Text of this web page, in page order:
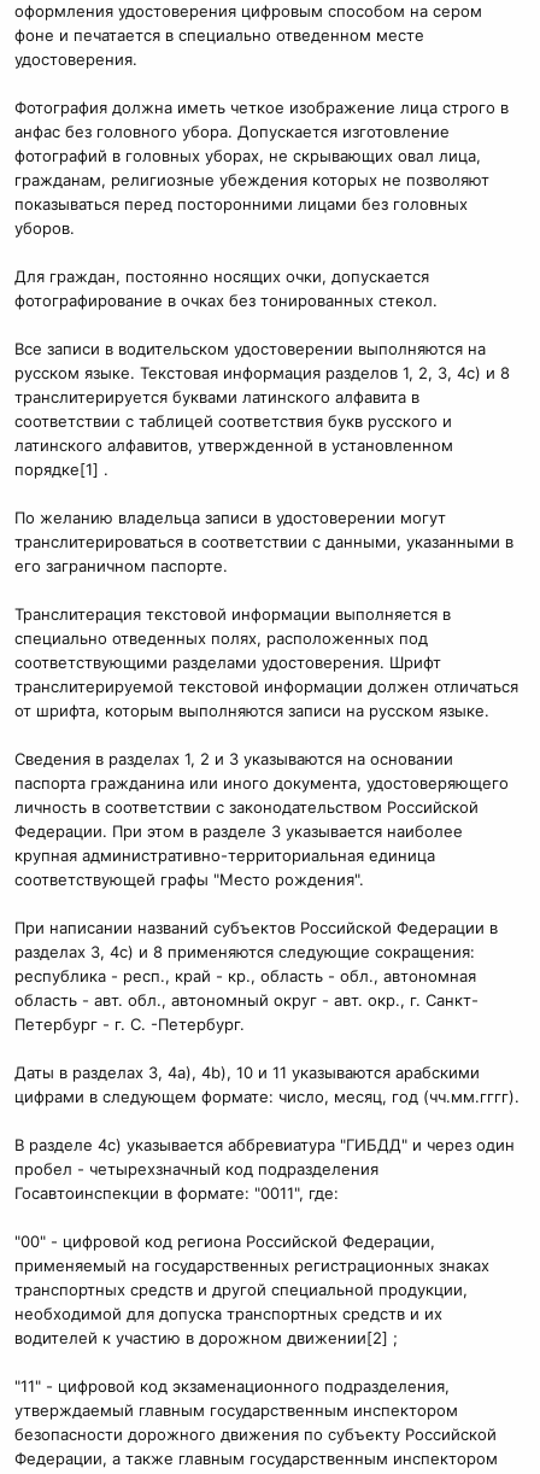
оформления удостоверения цифровым способом на сером
фоне и печатается в специально отведенном месте
удостоверения.
Фотография должна иметь четкое изображение лица строго в
анфас без головного убора. Допускается изготовление
фотографий в головных уборах, не скрывающих овал лица,
гражданам, религиозные убеждения которых не позволяют
показываться перед посторонними лицами без головных
уборов.
Для граждан, постоянно носящих очки, допускается
фотографирование в очках без тонированных стекол.
Все записи в водительском удостоверении выполняются на
русском языке. Текстовая информация разделов 1, 2, 3, 4с) и 8
транслитерируется буквами латинского алфавита в
соответствии с таблицей соответствия букв русского и
латинского алфавитов, утвержденной в установленном
порядке[1] .
По желанию владельца записи в удостоверении могут
транслитерироваться в соответствии с данными, указанными в
его заграничном паспорте.
Транслитерация текстовой информации выполняется в
специально отведенных полях, расположенных под
соответствующими разделами удостоверения. Шрифт
транслитерируемой текстовой информации должен отличаться
от шрифта, которым выполняются записи на русском языке.
Сведения в разделах 1, 2 и 3 указываются на основании
паспорта гражданина или иного документа, удостоверяющего
личность в соответствии с законодательством Российской
Федерации. При этом в разделе 3 указывается наиболее
крупная административно-территориальная единица
соответствующей графы "Место рождения".
При написании названий субъектов Российской Федерации в
разделах 3, 4с) и 8 применяются следующие сокращения:
республика - респ., край - кр., область - обл., автономная
область - авт. обл., автономный округ - авт. окр., г. Санкт-
Петербург - г. С. -Петербург.
Даты в разделах 3, 4а), 4b), 10 и 11 указываются арабскими
цифрами в следующем формате: число, месяц, год (чч.мм.гггг).
В разделе 4с) указывается аббревиатура "ГИБДД" и через один
пробел - четырехзначный код подразделения
Госавтоинспекции в формате: "0011", где:
"00" - цифровой код региона Российской Федерации,
применяемый на государственных регистрационных знаках
транспортных средств и другой специальной продукции,
необходимой для допуска транспортных средств и их
водителей к участию в дорожном движении[2] ;
"11" - цифровой код экзаменационного подразделения,
утверждаемый главным государственным инспектором
безопасности дорожного движения по субъекту Российской
Федерации, а также главным государственным инспектором